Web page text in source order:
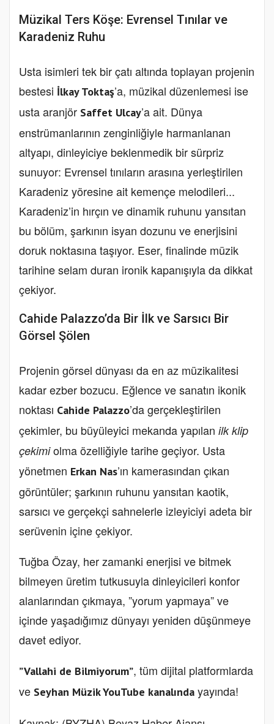
Müzikal Ters Köşe: Evrensel Tınılar ve
Karadeniz Ruhu
Usta isimleri tek bir çatı altında toplayan projenin
bestesi İlkay Toktaş’a, müzikal düzenlemesi ise
usta aranjör Saffet Ulcay’a ait. Dünya
enstrümanlarının zenginliğiyle harmanlanan
altyapı, dinleyiciye beklenmedik bir sürpriz
sunuyor: Evrensel tınıların arasına yerleştirilen
Karadeniz yöresine ait kemençe melodileri...
Karadeniz’in hırçın ve dinamik ruhunu yansıtan
bu bölüm, şarkının isyan dozunu ve enerjisini
doruk noktasına taşıyor. Eser, finalinde müzik
tarihine selam duran ironik kapanışıyla da dikkat
çekiyor.
Cahide Palazzo’da Bir İlk ve Sarsıcı Bir
Görsel Şölen
Projenin görsel dünyası da en az müzikalitesi
kadar ezber bozucu. Eğlence ve sanatın ikonik
noktası Cahide Palazzo’da gerçekleştirilen
çekimler, bu büyüleyici mekanda yapılan ilk klip
çekimiolma özelliğiyle tarihe geçiyor. Usta
yönetmen Erkan Nas’ın kamerasından çıkan
görüntüler; şarkının ruhunu yansıtan kaotik,
sarsıcı ve gerçekçi sahnelerle izleyiciyi adeta bir
serüvenin içine çekiyor.
Tuğba Özay, her zamanki enerjisi ve bitmek
bilmeyen üretim tutkusuyla dinleyicileri konfor
alanlarından çıkmaya, ”yorum yapmaya” ve
içinde yaşadığımız dünyayı yeniden düşünmeye
davet ediyor.
”Vallahi de Bilmiyorum”, tüm dijital platformlarda
ve Seyhan Müzik YouTube kanalında yayında!